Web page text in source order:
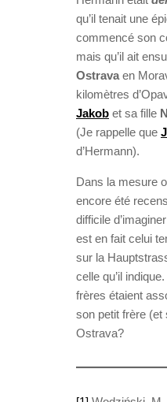
qu’il tenait une
commencé son
mais qu’il ait
Ostrava en
kilomètres
Jakob et sa fille
(Je rappelle que
d’Hermann).
Dans la mesure
encore été
difficile
est en fait celui
sur la
celle qu’il
frères étaient
son petit frère (et
Ostrava?